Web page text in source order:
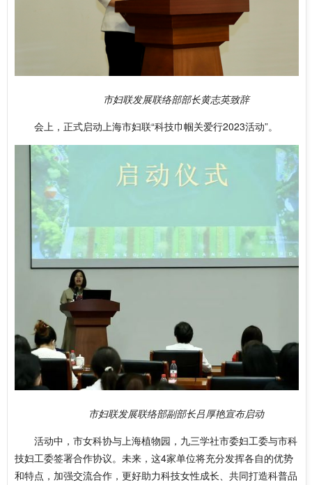
市妇联发展联络部部长黄志英致辞
会上，正式启动上海市妇联“科技巾帼关爱行2023活动”。
市妇联发展联络部副部长吕厚艳宣布启动
活动中，市女科协与上海植物园，九三学社市委妇工委与市科
技妇工委签署合作协议。未来，这4家单位将充分发挥各自的优势
和特点，加强交流合作，更好助力科技女性成长、共同打造科普品